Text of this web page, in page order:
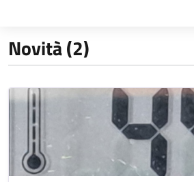
Novità (2)